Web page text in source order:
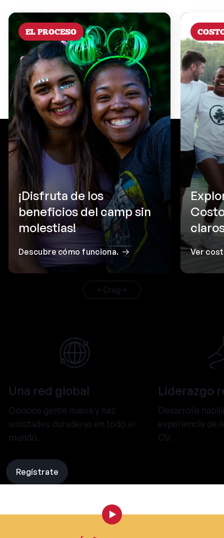
EL PROCESO
¡Disfruta de los
beneficios del camp sin
molestias!
Descubre cómo funciona. Ver
Drag
Una red global
Conoce gente nueva y haz
amistades duraderas en todo el
mundo.
Liderazgo
Desarrolla
experiencia de
CV.
Regístrate